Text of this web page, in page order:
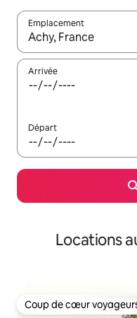
Emplacement
Quand les résultats
Arrivée
Départ
Locations
Coup de cœur
Coup de cœur